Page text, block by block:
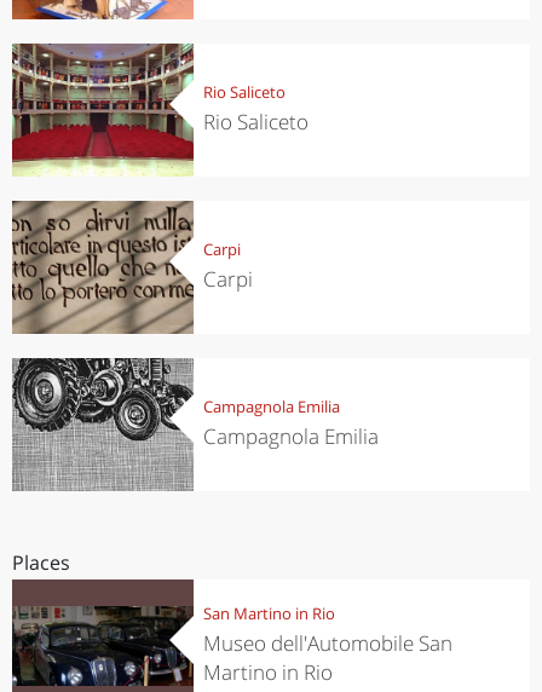
Rio Saliceto
Rio Saliceto
Carpi
Carpi
Campagnola Emilia
Campagnola Emilia
Places
San Martino in Rio
Museo dell'Automobile San
Martino in Rio